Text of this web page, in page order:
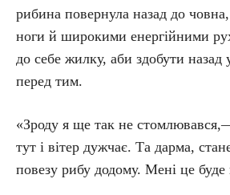
рибина повернула назад до човна,
ноги й широкими енергійними
до себе жилку, аби здобути назад
перед тим.
«Зроду я ще так не
тут і вітер дужчає. Та дарма,
повезу рибу додому. Мені це буде